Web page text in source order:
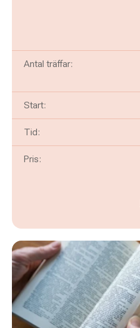
Antal träffar:
Start:
Tid:
Pris: